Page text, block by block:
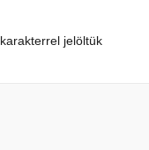
karakterrel jelöltük